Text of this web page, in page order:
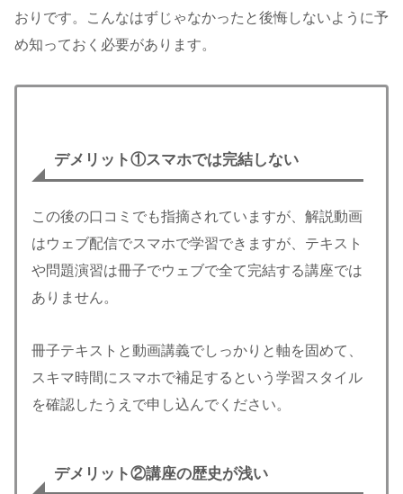
おりです。こんなはずじゃなかったと後悔しないように予
め知っておく必要があります。
デメリット①スマホでは完結しない
この後の口コミでも指摘されていますが、解説動画
はウェブ配信でスマホで学習できますが、テキスト
や問題演習は冊子でウェブで全て完結する講座では
ありません。
冊子テキストと動画講義でしっかりと軸を固めて、
スキマ時間にスマホで補足するという学習スタイル
を確認したうえで申し込んでください。
デメリット②講座の歴史が浅い